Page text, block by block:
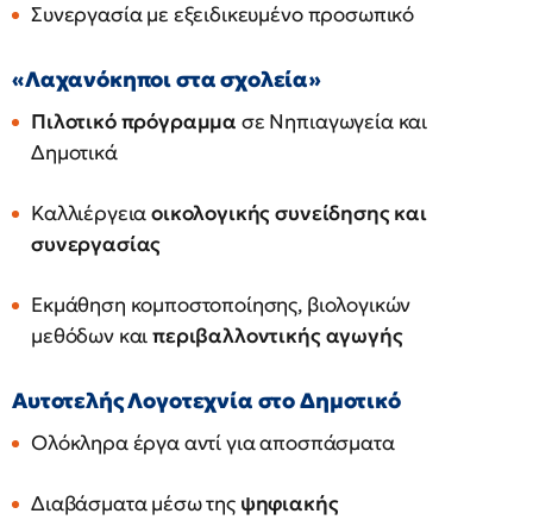
Συνεργασία με εξειδικευμένο προσωπικό
«Λαχανόκηποι στα σχολεία»
Πιλοτικό πρόγραμμα σε Νηπιαγωγεία και
Δημοτικά
Καλλιέργειαοικολογικής συνείδησης και
συνεργασίας
Εκμάθηση κομποστοποίησης, βιολογικών
μεθόδων καιπεριβαλλοντικής αγωγής
Αυτοτελής Λογοτεχνία στο Δημοτικό
Ολόκληρα έργα αντί για αποσπάσματα
Διαβάσματα μέσω της ψηφιακής